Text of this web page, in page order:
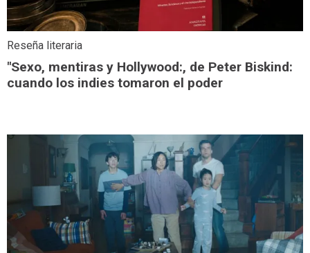
Reseña literaria
"Sexo, mentiras y Hollywood:, de Peter Biskind:
cuando los indies tomaron el poder